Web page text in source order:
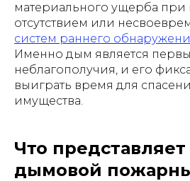
материального ущерба при
отсутствием или
систем раннего
Именно дым является
неблагополучия, и его
выиграть время для
имущества.
Что
дымовой